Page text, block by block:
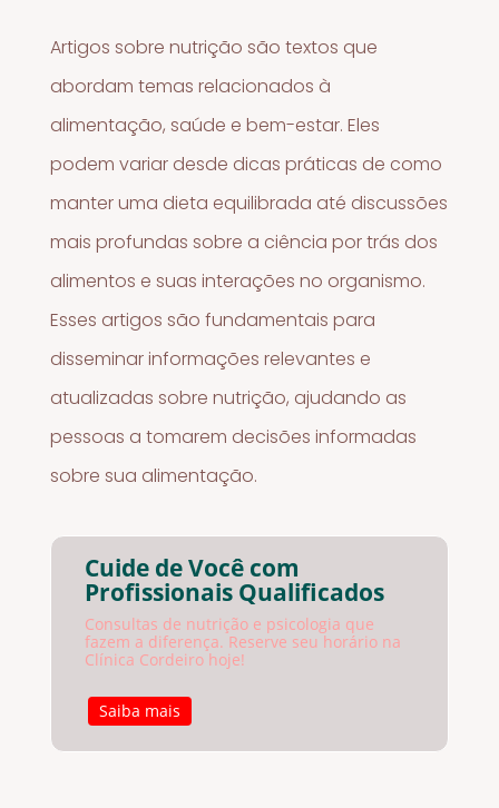
Artigos sobre nutrição são textos que
abordam temas relacionados à
alimentação, saúde e bem-estar. Eles
podem variar desde dicas práticas de como
manter uma dieta equilibrada até discussões
mais profundas sobre a ciência por trás dos
alimentos e suas interações no organismo.
Esses artigos são fundamentais para
disseminar informações relevantes e
atualizadas sobre nutrição, ajudando as
pessoas a tomarem decisões informadas
sobre sua alimentação.
Cuide de Você com
Profissionais Qualificados
Consultas de nutrição e psicologia que
fazem a diferença. Reserve seu horário na
Clínica Cordeiro hoje!
Saiba mais